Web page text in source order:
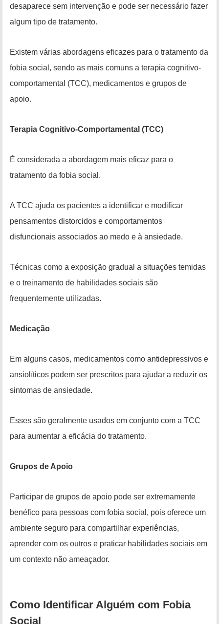
desaparece sem intervenção e pode ser necessário fazer
algum tipo de tratamento.
Existem várias abordagens eficazes para o tratamento da
fobia social, sendo as mais comuns a terapia cognitivo-
comportamental (TCC), medicamentos e grupos de
apoio.
Terapia Cognitivo-Comportamental (TCC)
É considerada a abordagem mais eficaz para o
tratamento da fobia social.
A TCC ajuda os pacientes a identificar e modificar
pensamentos distorcidos e comportamentos
disfuncionais associados ao medo e à ansiedade.
Técnicas como a exposição gradual a situações temidas
e o treinamento de habilidades sociais são
frequentemente utilizadas.
Medicação
Em alguns casos, medicamentos como antidepressivos e
ansiolíticos podem ser prescritos para ajudar a reduzir os
sintomas de ansiedade.
Esses são geralmente usados em conjunto com a TCC
para aumentar a eficácia do tratamento.
Grupos de Apoio
Participar de grupos de apoio pode ser extremamente
benéfico para pessoas com fobia social, pois oferece um
ambiente seguro para compartilhar experiências,
aprender com os outros e praticar habilidades sociais em
um contexto não ameaçador.
Como Identificar Alguém com Fobia
Social